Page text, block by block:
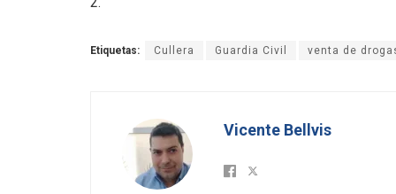
Etiquetas: Cullera Guardia Civil venta de
Vicente Bellvis